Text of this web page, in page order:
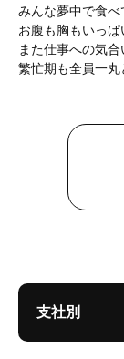
みんな夢中で食べ
お腹も胸もいっぱ
繁忙期も全員一丸
支社別